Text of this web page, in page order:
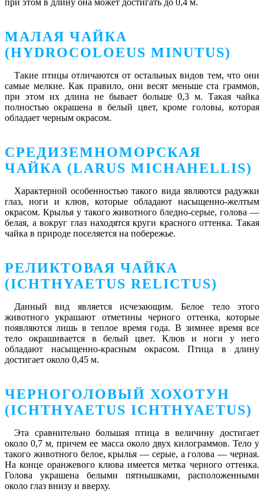
при этом в длину она может достигать до 0,4 м.
МАЛАЯ ЧАЙКА
(HYDROCOLOEUS MINUTUS)
Такие птицы отличаются от остальных видов тем, что они
самые мелкие. Как правило, они весят меньше ста граммов,
при этом их длина не бывает больше 0,3 м. Такая чайка
полностью окрашена в белый цвет, кроме головы, которая
обладает черным окрасом.
СРЕДИЗЕМНОМОРСКАЯ
ЧАЙКА (LARUS MICHAHELLIS)
Характерной особенностью такого вида являются радужки
глаз, ноги и клюв, которые обладают насыщенно-желтым
окрасом. Крылья у такого животного бледно-серые, голова ―
белая, а вокруг глаз находятся круги красного оттенка. Такая
чайка в природе поселяется на побережье.
РЕЛИКТОВАЯ ЧАЙКА
(ICHTHYAETUS RELICTUS)
Данный вид является исчезающим. Белое тело этого
животного украшают отметины черного оттенка, которые
появляются лишь в теплое время года. В зимнее время все
тело окрашивается в белый цвет. Клюв и ноги у него
обладают насыщенно-красным окрасом. Птица в длину
достигает около 0,45 м.
ЧЕРНОГОЛОВЫЙ ХОХОТУН
(ICHTHYAETUS ICHTHYAETUS)
Эта сравнительно большая птица в величину достигает
около 0,7 м, причем ее масса около двух килограммов. Тело у
такого животного белое, крылья ― серые, а голова ― черная.
На конце оранжевого клюва имеется метка черного оттенка.
Голова украшена белыми пятнышками, расположенными
около глаз внизу и вверху.